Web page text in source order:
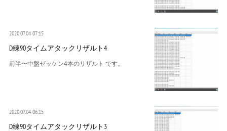
2020.07.04 07:15
D練90タイムアタックリザルト4
前半〜中盤ゼッケン4本のリザルト です。
2020.07.04 06:15
D練90タイムアタックリザルト3